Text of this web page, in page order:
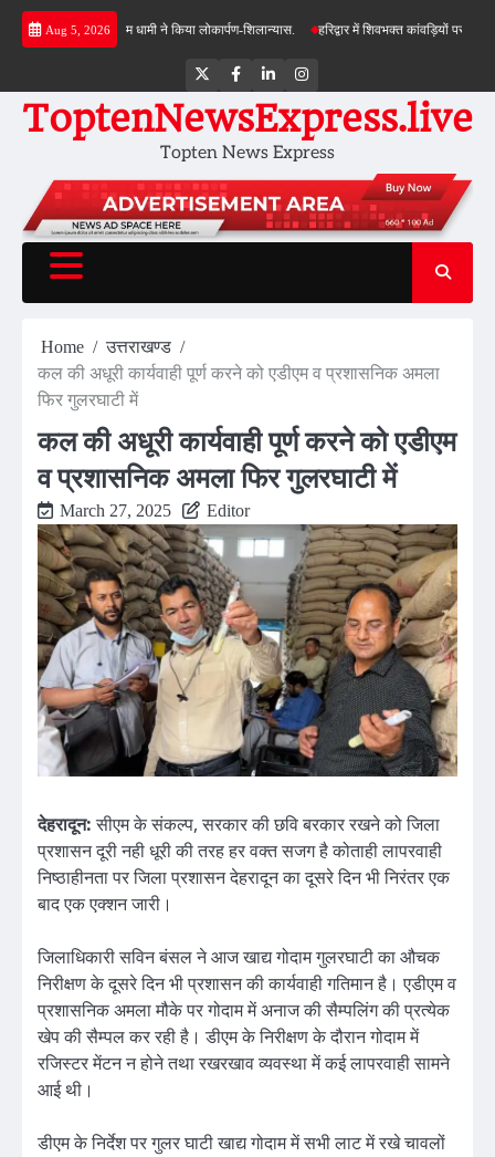
Skip
Aug 5, 2026
सौगात, सीएम धामी ने किया लोकार्पण-शिलान्यास. हरिद्वार में शिवभक्त कांवड़ियों पर पुष्पवर्षा,
TwitterFacebookLinkedInInstagram
ToptenNewsExpress.live
Topten News Express
Home
उत्तराखण्ड
कल की अधूरी कार्यवाही पूर्ण करने को एडीएम व प्रशासनिक अमला
फिर गुलरघाटी में
कल की अधूरी कार्यवाही पूर्ण करने को एडीएम
व प्रशासनिक अमला फिर गुलरघाटी में
March 27, 2025 Editor
देहरादून:सीएम के संकल्प, सरकार की छवि बरकार रखने को जिला
प्रशासन दूरी नही धूरी की तरह हर वक्त सजग है कोताही लापरवाही
निष्ठाहीनता पर जिला प्रशासन देहरादून का दूसरे दिन भी निरंतर एक
बाद एक एक्शन जारी।
जिलाधिकारी सविन बंसल ने आज खाद्य गोदाम गुलरघाटी का औचक
निरीक्षण के दूसरे दिन भी प्रशासन की कार्यवाही गतिमान है। एडीएम व
प्रशासनिक अमला मौके पर गोदाम में अनाज की सैम्पलिंग की प्रत्येक
खेप की सैम्पल कर रही है। डीएम के निरीक्षण के दौरान गोदाम में
रजिस्टर मेंटन न होने तथा रखरखाव व्यवस्था में कई लापरवाही सामने
आई थी।
डीएम के निर्देश पर गुलर घाटी खाद्य गोदाम में सभी लाट में रखे चावलों